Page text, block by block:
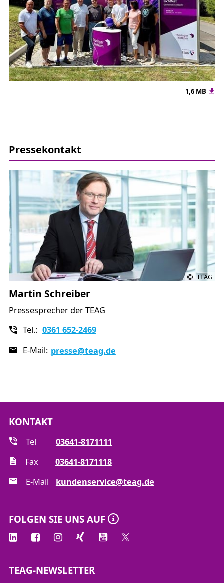
1,6 MB
Pressekontakt
TEAG
Martin Schreiber
Pressesprecher der TEAG
Tel.: 0361 652-2469
E-Mail: presse@teag.de
KONTAKT
Tel
03641-8171111
Fax
03641-8171118
E-Mail
kundenservice@teag.de
FOLGEN SIE UNS AUF
TEAG-NEWSLETTER